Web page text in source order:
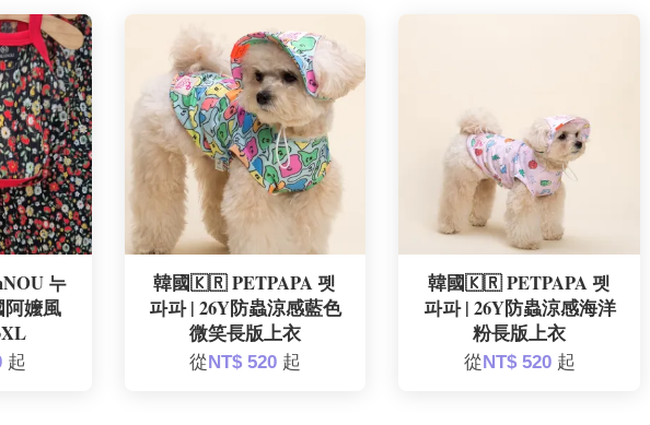
누
阿嬤風
起
韓國🇰🇷 PETPAPA 펫
파파 | 26Y防蟲涼感藍色
微笑長版上衣
從 NT$ 520 起
韓國🇰🇷 PETPAPA 펫
파파 | 26Y防蟲涼感海洋
粉長版上衣
從 NT$ 520 起